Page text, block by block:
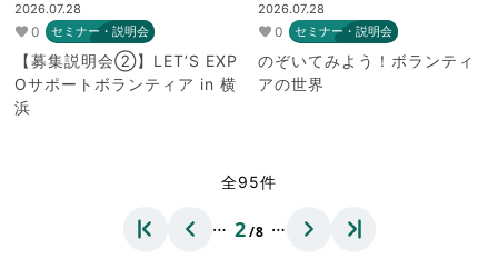
2026.07.28
0 セミナー・説明会
【募集説明会②】LET’S EXP
Oサポートボランティア in 横
浜
2026.07.28
0 セミナー・説明会
のぞいてみよう！ボランティ
アの世界
全95件
… 2/8 …